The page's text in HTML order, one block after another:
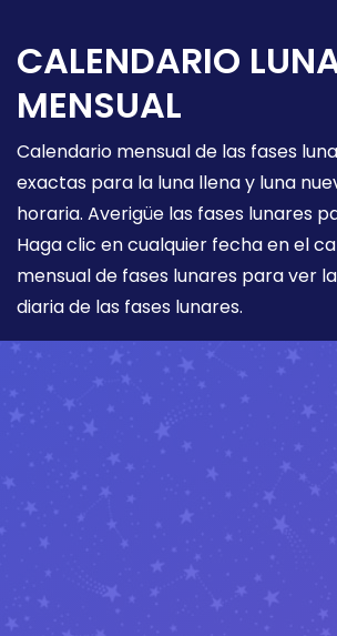
CALENDARIO
MENSUAL
Calendario mensual de las fases
exactas para la luna llena y luna
horaria. Averigüe las fases lunares
Haga clic en cualquier fecha en el
mensual de fases lunares para ver
diaria de las fases lunares.